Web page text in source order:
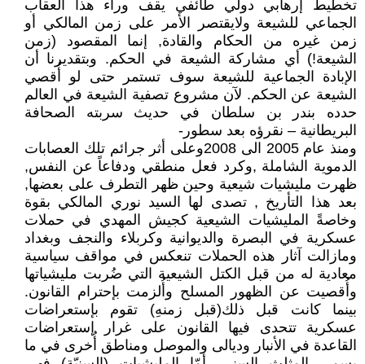
تخطيط إرهابي دولي طائفي يقف وراء هذا العقاب
الجماعي للشيعة ولايقتصر الأمر على زمن المالكي أو
زمن غيره من الحكام والقادة, إنما المقصود (زمن
الشيعة!) أي مشاركة الشيعة في الحكم. وبتقديرنا أن
الإبادة الجماعية للشيعة سوف تستمر حتى لو أُقصي
الشيعة عن الحكم. لآن مشروع تصفية الشيعة في العالم
حدده بندر بن سلطان في حديث سربته الصحافة
البريطانية – نقرؤه بعد سطور-
ومنذ عام 2005 الى 2008وعلى أثر جرائم تلك العصابات
الدموية الشاملة ,وكرد فعل منطقي ودفاعاً عن النفس,
ظهرت مليشيات شيعية وحين ظهر التطرف على بعضها,
بعد هذا التأريخ , تصدى لها السيد نوري المالكي بقوة
وخاصةً المليشيات الشيعية كجيش المهدي في حملات
عسكرية في البصرة والديوانية وكربلاء والنجف وبغداد
ومازالت آثار هذه الحملات تنعكس في مواقف سياسية
معادية له من قبل الكتل الشيعية التي ضُربت مليشياتها
وأُقصيت عن الظهور المسلح وأُلزمت بإحترام القانون.
بينما كانت قبل ذلك(قبل زمنهِ) تقوم بإستعراضات
عسكرية تتحدى فيها القانون على غرار إستعراضات
القاعدة في الأنبار وديالى والموصل ومناطق أُخرى في ما